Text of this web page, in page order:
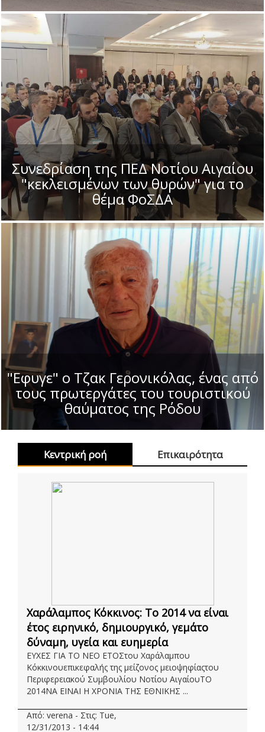
Συνεδρίαση της ΠΕΔ Νοτίου Αιγαίου
"κεκλεισμένων των θυρών" για το
θέμα ΦοΣΔΑ
"Εφυγε" ο Τζακ Γερονικόλας, ένας από
τους πρωτεργάτες του τουριστικού
θαύματος της Ρόδου
Κεντρική ροή Επικαιρότητα
Χαράλαμπος Κόκκινος: Το 2014 να είναι
έτος ειρηνικό, δημιουργικό, γεμάτο
δύναμη, υγεία και ευημερία
ΕΥΧΕΣ ΓΙΑ ΤΟ ΝΕΟ ΕΤΟΣτου Χαράλαμπου
Κόκκινουεπικεφαλής της μείζονος μειοψηφίαςτου
Περιφερειακού Συμβουλίου Νοτίου ΑιγαίουΤΟ
2014ΝΑ ΕΙΝΑΙ Η ΧΡΟΝΙΑ ΤΗΣ ΕΘΝΙΚΗΣ ...
Από: verena - Στις: Tue,
12/31/2013 - 14:44